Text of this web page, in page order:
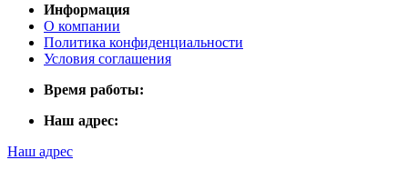
Информация
О компании
Политика конфиденциальности
Условия соглашения
Время работы:
Наш адрес:
Наш адрес